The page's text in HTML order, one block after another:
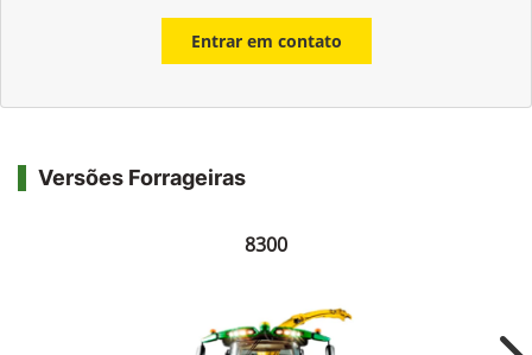
Entrar em contato
Versões Forrageiras
8300